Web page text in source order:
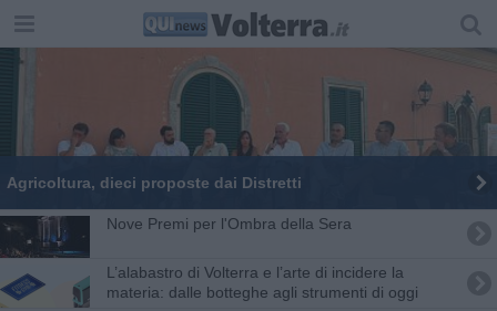
Agricoltura, dieci proposte dai Distretti
Nove Premi per l'Ombra della Sera
L’alabastro di Volterra e l’arte di incidere la
materia: dalle botteghe agli strumenti di oggi